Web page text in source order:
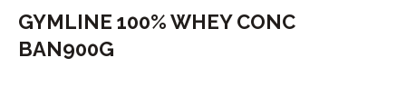
GYMLINE 100% WHEY CONC
BAN900G